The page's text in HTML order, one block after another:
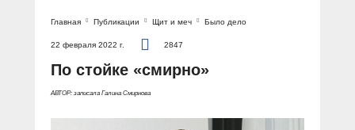
Главная Публикации Щит и меч Было дело
22 февраля 2022 г. 2847
По стойке «смирно»
АВТОР: записала Галина Смирнова